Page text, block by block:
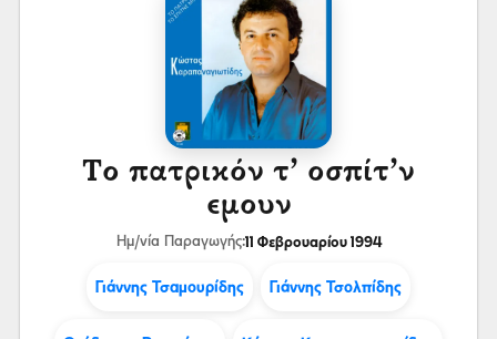
Το πατρικόν τ’ οσπίτ’ν
εμουν
Ημ/νία Παραγωγής:11 Φεβρουαρίου 1994
Γιάννης Τσαμουρίδης Γιάννης Τσολπίδης